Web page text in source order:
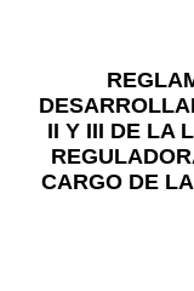
II Y III DE LA
CARGO DE